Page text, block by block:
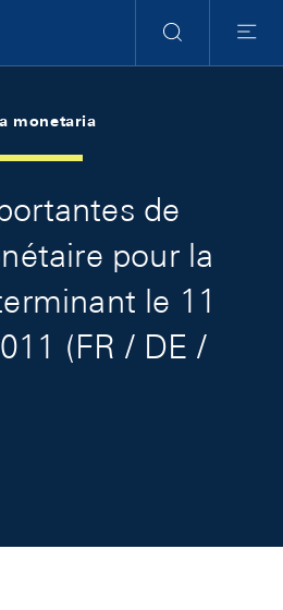
Ricerca
Menu
monetaria
de
pour la
le 11
(FR / DE /